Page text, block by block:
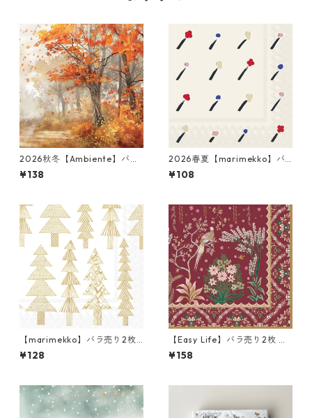
2026秋冬【Ambiente】バラ
売り2枚 ランチサイズ ペーパ
ーナプキン Autumn Tree オ
¥138
2026春夏【marimekko】バ
ラ売り2枚 カクテルサイズ ペ
ーパーナプキン Ilo クリーム
¥108
【marimekko】バラ売り2枚
ランチサイズ ペーパーナプキ
ン KUUSIKOSSA ホワイトxゴ
¥128
【Easy Life】バラ売り2枚 ラ
ンチサイズ ペーパーナプキン
Ecletic Chic ボルドーxパール
¥158